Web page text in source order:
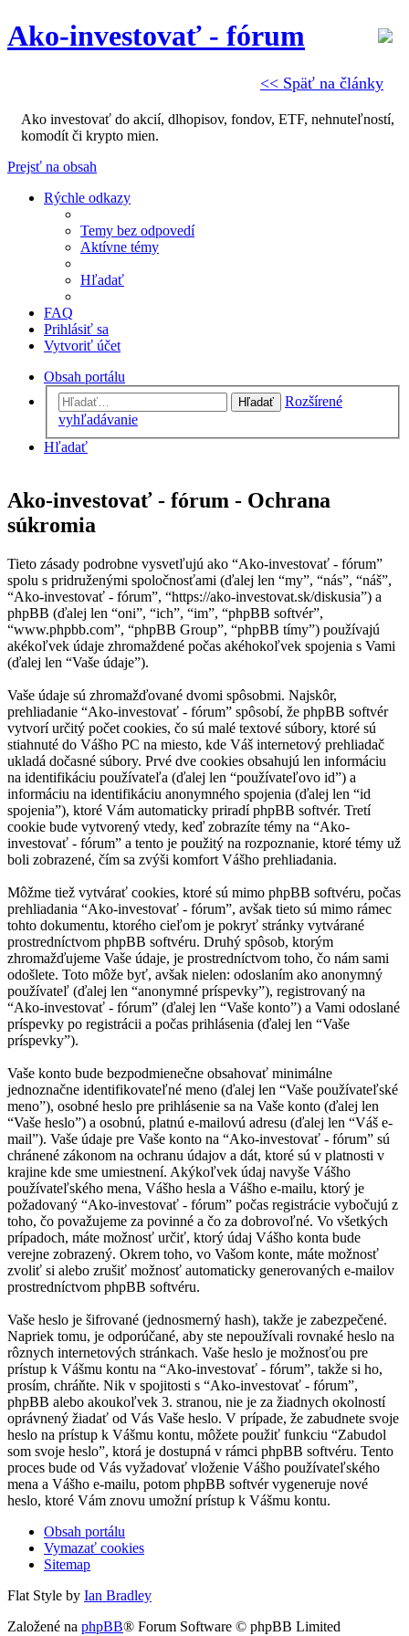
<< Späť na články
Ako-investovať - fórum
Ako investovať do akcií, dlhopisov, fondov, ETF, nehnuteľností,
komodít či krypto mien.
Prejsť na obsah
Rýchle odkazy
Temy bez odpovedí
Aktívne témy
Hľadať
FAQ
Prihlásiť sa
Vytvoriť účet
Obsah portálu
Hľadať
Rozšírené
vyhľadávanie
Hľadať
Ako-investovať - fórum - Ochrana
súkromia
Tieto zásady podrobne vysvetľujú ako “Ako-investovať - fórum”
spolu s pridruženými spoločnosťami (ďalej len “my”, “nás”, “náš”,
“Ako-investovať - fórum”, “https://ako-investovat.sk/diskusia”) a
phpBB (ďalej len “oni”, “ich”, “im”, “phpBB softvér”,
“www.phpbb.com”, “phpBB Group”, “phpBB tímy”) používajú
akékoľvek údaje zhromaždené počas akéhokoľvek spojenia s Vami
(ďalej len “Vaše údaje”).
Vaše údaje sú zhromažďované dvomi spôsobmi. Najskôr,
prehliadanie “Ako-investovať - fórum” spôsobí, že phpBB softvér
vytvorí určitý počet cookies, čo sú malé textové súbory, ktoré sú
stiahnuté do Vášho PC na miesto, kde Váš internetový prehliadač
ukladá dočasné súbory. Prvé dve cookies obsahujú len informáciu
na identifikáciu používateľa (ďalej len “používateľovo id”) a
informáciu na identifikáciu anonymného spojenia (ďalej len “id
spojenia”), ktoré Vám automaticky priradí phpBB softvér. Tretí
cookie bude vytvorený vtedy, keď zobrazíte témy na “Ako-
investovať - fórum” a tento je použitý na rozpoznanie, ktoré témy už
boli zobrazené, čím sa zvýši komfort Vášho prehliadania.
Môžme tiež vytvárať cookies, ktoré sú mimo phpBB softvéru, počas
prehliadania “Ako-investovať - fórum”, avšak tieto sú mimo rámec
tohto dokumentu, ktorého cieľom je pokryť stránky vytvárané
prostredníctvom phpBB softvéru. Druhý spôsob, ktorým
zhromažďujeme Vaše údaje, je prostredníctvom toho, čo nám sami
odošlete. Toto môže byť, avšak nielen: odoslaním ako anonymný
používateľ (ďalej len “anonymné príspevky”), registrovaný na
“Ako-investovať - fórum” (ďalej len “Vaše konto”) a Vami odoslané
príspevky po registrácii a počas prihlásenia (ďalej len “Vaše
príspevky”).
Vaše konto bude bezpodmienečne obsahovať minimálne
jednoznačne identifikovateľné meno (ďalej len “Vaše používateľské
meno”), osobné heslo pre prihlásenie sa na Vaše konto (ďalej len
“Vaše heslo”) a osobnú, platnú e-mailovú adresu (ďalej len “Váš e-
mail”). Vaše údaje pre Vaše konto na “Ako-investovať - fórum” sú
chránené zákonom na ochranu údajov a dát, ktoré sú v platnosti v
krajine kde sme umiestnení. Akýkoľvek údaj navyše Vášho
používateľského mena, Vášho hesla a Vášho e-mailu, ktorý je
požadovaný “Ako-investovať - fórum” počas registrácie vybočujú z
toho, čo považujeme za povinné a čo za dobrovoľné. Vo všetkých
prípadoch, máte možnosť určiť, ktorý údaj Vášho konta bude
verejne zobrazený. Okrem toho, vo Vašom konte, máte možnosť
zvoliť si alebo zrušiť možnosť automaticky generovaných e-mailov
prostredníctvom phpBB softvéru.
Vaše heslo je šifrované (jednosmerný hash), takže je zabezpečené.
Napriek tomu, je odporúčané, aby ste nepoužívali rovnaké heslo na
rôznych internetových stránkach. Vaše heslo je možnosťou pre
prístup k Vášmu kontu na “Ako-investovať - fórum”, takže si ho,
prosím, chráňte. Nik v spojitosti s “Ako-investovať - fórum”,
phpBB alebo akoukoľvek 3. stranou, nie je za žiadnych okolností
oprávnený žiadať od Vás Vaše heslo. V prípade, že zabudnete svoje
heslo na prístup k Vášmu kontu, môžete použiť funkciu “Zabudol
som svoje heslo”, ktorá je dostupná v rámci phpBB softvéru. Tento
proces bude od Vás vyžadovať vloženie Vášho používateľského
mena a Vášho e-mailu, potom phpBB softvér vygeneruje nové
heslo, ktoré Vám znovu umožní prístup k Vášmu kontu.
Obsah portálu
Vymazať cookies
Sitemap
Flat Style by Ian Bradley
Založené na phpBB® Forum Software © phpBB Limited